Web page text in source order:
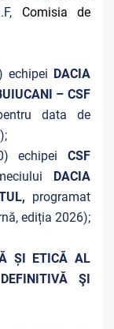
Comisia de
echipei DACIA
– CSF
data de
echipei CSF
DACIA
programat
ediția 2026);
ȘI ETICĂ AL
ŞI